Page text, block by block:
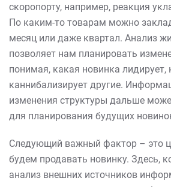
скоропорту, например, реакция
По каким-то товарам можно
месяц или даже квартал. Анализ
позволяет нам планировать
понимая, какая новинка лидирует,
каннибализирует другие.
изменения структуры дальше
для планирования будущих
Следующий важный фактор – это
будем продавать новинку. Здесь,
анализ внешних источников